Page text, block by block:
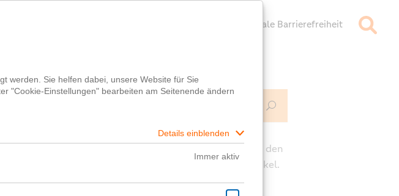
Digitale Barrierefreiheit
Search
Nutze die Kommentarfunktion unter den
Beiträgen für deine Fragen zum Artikel.
Du hast eine generelle Frage?